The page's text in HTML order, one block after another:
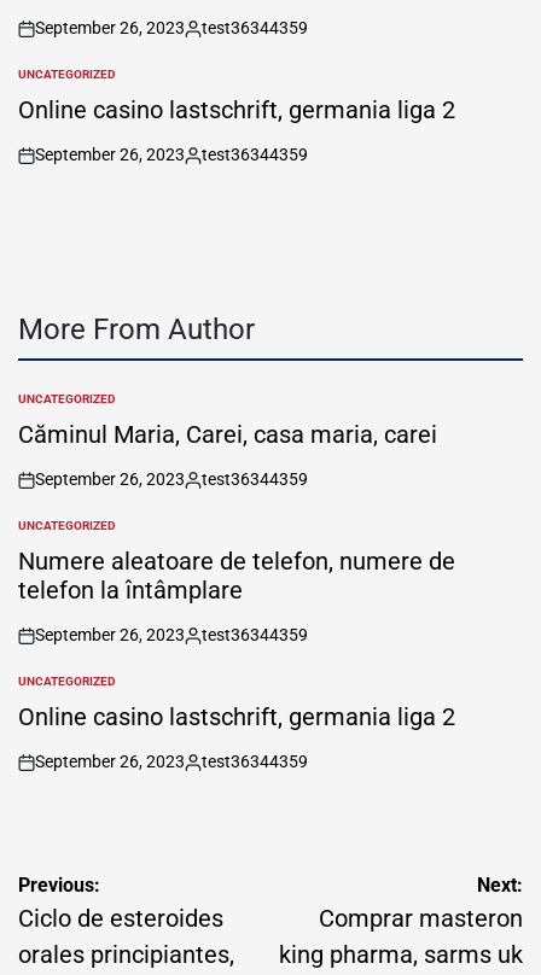
on
September 26, 2023
Posted
test36344359
POSTED
IN
UNCATEGORIZED
Online casino lastschrift, germania liga 2
on
September 26, 2023
Posted
test36344359
More From Author
POSTED
IN
UNCATEGORIZED
Căminul Maria, Carei, casa maria, carei
on
September 26, 2023
Posted
test36344359
POSTED
IN
UNCATEGORIZED
Numere aleatoare de telefon, numere de
telefon la întâmplare
on
September 26, 2023
Posted
test36344359
POSTED
IN
UNCATEGORIZED
Online casino lastschrift, germania liga 2
on
September 26, 2023
Posted
test36344359
Post
navigation
Previous:
Ciclo de esteroides
orales principiantes,
Next:
Comprar masteron
king pharma, sarms uk